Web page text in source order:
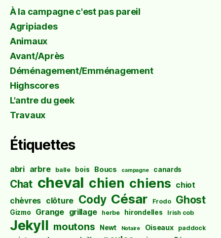
À la campagne c'est pas pareil
Agripiades
Animaux
Avant/Après
Déménagement/Emménagement
Highscores
L'antre du geek
Travaux
Étiquettes
abri arbre balle bois Boucs campagne canards
Chat cheval chien chiens chiot
chèvres clôture Cody César Frodo Ghost
Gizmo Grange grillage herbe hirondelles Irish cob
Jekyll moutons Newt Notaire Oiseaux paddock